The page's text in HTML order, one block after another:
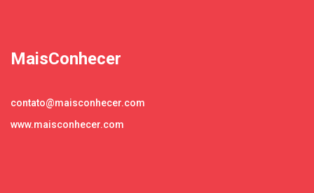
MaisConhecer
contato@maisconhecer.com
www.maisconhecer.com